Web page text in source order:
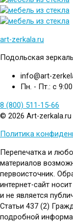
art-zerkala.ru
Подольская
info@art-
Пн. - Пт.: с
8 (800) 511-15-66
© 2026 Art-
Политика
Перепечатка и
материалов
первоисточник.
интернет-сайт
и не является
Статьи 437 (2)
подробной